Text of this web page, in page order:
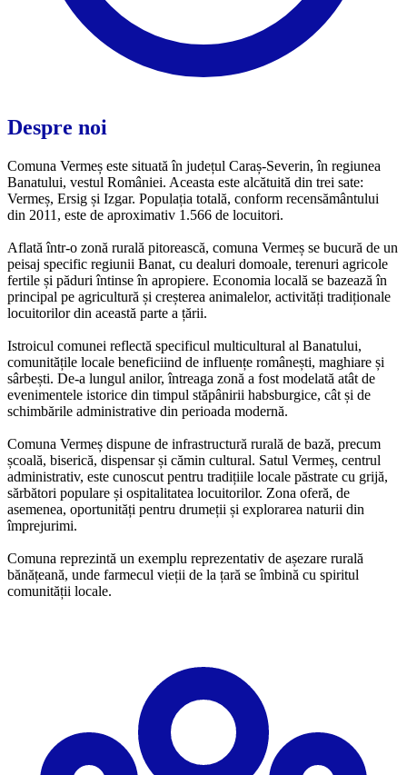
Despre noi
Comuna Vermeș este situată în județul Caraș-Severin, în regiunea
Banatului, vestul României. Aceasta este alcătuită din trei sate:
Vermeș, Ersig și Izgar. Populația totală, conform recensământului
din 2011, este de aproximativ 1.566 de locuitori.
Aflată într-o zonă rurală pitorească, comuna Vermeș se bucură de un
peisaj specific regiunii Banat, cu dealuri domoale, terenuri agricole
fertile și păduri întinse în apropiere. Economia locală se bazează în
principal pe agricultură și creșterea animalelor, activități tradiționale
locuitorilor din această parte a țării.
Istroicul comunei reflectă specificul multicultural al Banatului,
comunitățile locale beneficiind de influențe românești, maghiare și
sârbești. De-a lungul anilor, întreaga zonă a fost modelată atât de
evenimentele istorice din timpul stăpânirii habsburgice, cât și de
schimbările administrative din perioada modernă.
Comuna Vermeș dispune de infrastructură rurală de bază, precum
școală, biserică, dispensar și cămin cultural. Satul Vermeș, centrul
administrativ, este cunoscut pentru tradițiile locale păstrate cu grijă,
sărbători populare și ospitalitatea locuitorilor. Zona oferă, de
asemenea, oportunități pentru drumeții și explorarea naturii din
împrejurimi.
Comuna reprezintă un exemplu reprezentativ de așezare rurală
bănățeană, unde farmecul vieții de la țară se îmbină cu spiritul
comunității locale.